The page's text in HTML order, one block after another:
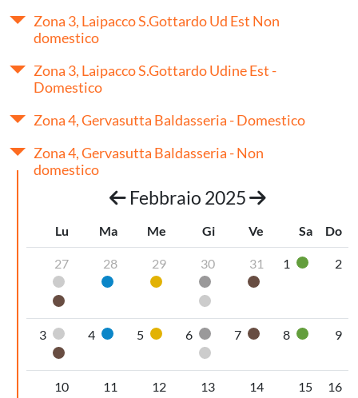
Zona 3, Laipacco S.Gottardo Ud Est Non
domestico
Zona 3, Laipacco S.Gottardo Udine Est -
Domestico
Zona 4, Gervasutta Baldasseria - Domestico
Zona 4, Gervasutta Baldasseria - Non
domestico
Febbraio 2025
Lu Ma Me Gi Ve Sa Do
27
Pannolini-pannoloni
Organico umido
28
Carta
29
Plastica
30
Secco non riciclabile
Pannolini-pannoloni
31
Organico umido
1 Vetro2
3
Pannolini-pannoloni
Organico umido
4 Carta
5 Plastica
6
Secco non riciclabile
Pannolini-pannoloni
7 Organico umido
8 Vetro9
10
11
12
13
14
15
16